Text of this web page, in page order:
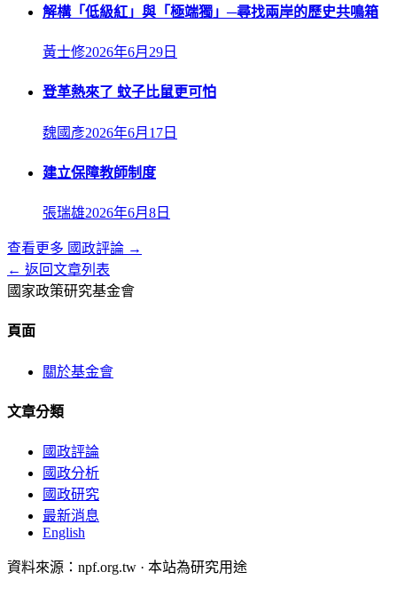
解構「低級紅」與「極端獨」─尋找兩岸的歷史共鳴箱
黃士修2026年6月29日
登革熱來了 蚊子比鼠更可怕
魏國彥2026年6月17日
建立保障教師制度
張瑞雄2026年6月8日
查看更多 國政評論 →
← 返回文章列表
國家政策研究基金會
頁面
關於基金會
文章分類
國政評論
國政分析
國政研究
最新消息
English
資料來源：npf.org.tw · 本站為研究用途